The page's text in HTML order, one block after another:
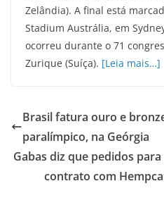
Zelândia). A final está
Stadium Austrália, em
ocorreu durante o 71
Zurique (Suíça). [Leia mais…]
Brasil fatura ouro e
paralímpico, na Geórgia
Gabas diz que pedidos
contrato com